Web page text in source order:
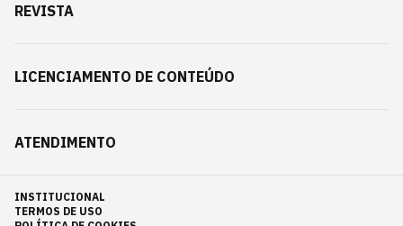
REVISTA
LICENCIAMENTO DE CONTEÚDO
ATENDIMENTO
INSTITUCIONAL
TERMOS DE USO